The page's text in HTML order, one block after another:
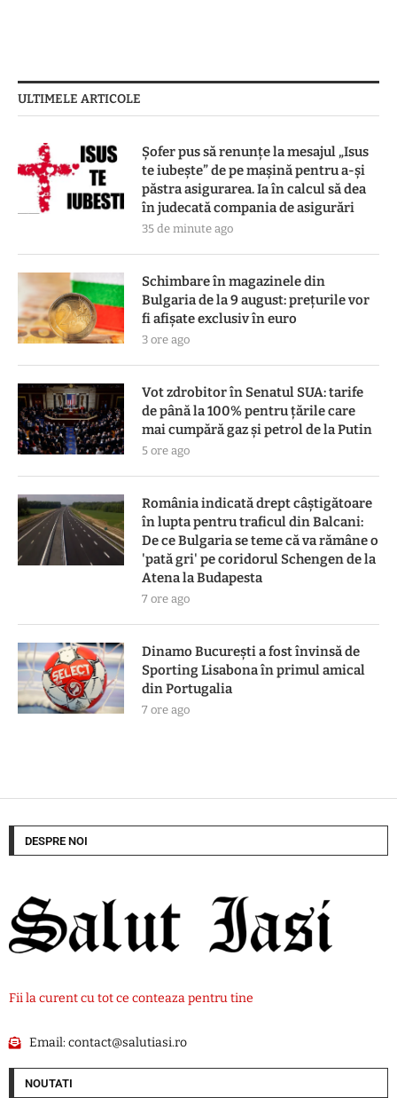
ULTIMELE ARTICOLE
Șofer pus să renunțe la mesajul „Isus
te iubește” de pe mașină pentru a-și
păstra asigurarea. Ia în calcul să dea
în judecată compania de asigurări
35 de minute ago
Schimbare în magazinele din
Bulgaria de la 9 august: prețurile vor
fi afișate exclusiv în euro
3 ore ago
Vot zdrobitor în Senatul SUA: tarife
de până la 100% pentru țările care
mai cumpără gaz și petrol de la Putin
5 ore ago
România indicată drept câștigătoare
în lupta pentru traficul din Balcani:
De ce Bulgaria se teme că va rămâne o
'pată gri' pe coridorul Schengen de la
Atena la Budapesta
7 ore ago
Dinamo București a fost învinsă de
Sporting Lisabona în primul amical
din Portugalia
7 ore ago
DESPRE NOI
Fii la curent cu tot ce conteaza pentru tine
Email:contact@salutiasi.ro
NOUTATI